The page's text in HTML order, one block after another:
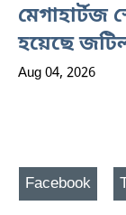
মেগাহার্টজ
হয়েছে
Aug 04, 2026
Facebook